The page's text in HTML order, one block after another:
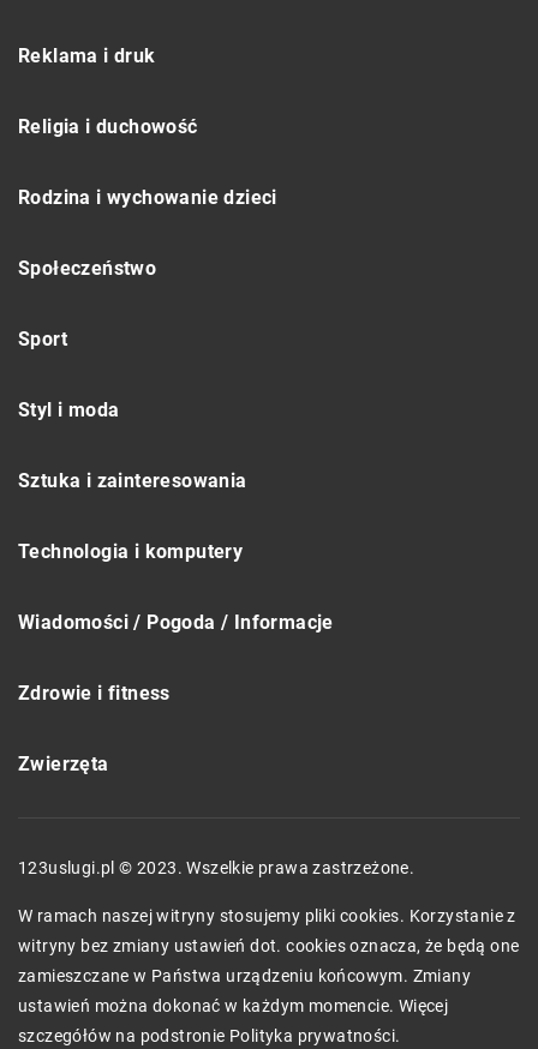
Reklama i druk
Religia i duchowość
Rodzina i wychowanie dzieci
Społeczeństwo
Sport
Styl i moda
Sztuka i zainteresowania
Technologia i komputery
Wiadomości / Pogoda / Informacje
Zdrowie i fitness
Zwierzęta
123uslugi.pl © 2023. Wszelkie prawa zastrzeżone.
W ramach naszej witryny stosujemy pliki cookies. Korzystanie z
witryny bez zmiany ustawień dot. cookies oznacza, że będą one
zamieszczane w Państwa urządzeniu końcowym. Zmiany
ustawień można dokonać w każdym momencie. Więcej
szczegółów na podstronie Polityka prywatności.